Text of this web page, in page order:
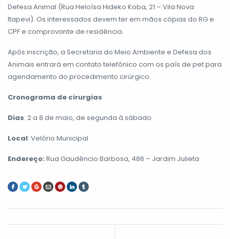
Defesa Animal (Rua Heloísa Hideko Koba, 21 – Vila Nova
Itapevi). Os interessados devem ter em mãos cópias do RG e
CPF e comprovante de residência.
Após inscrição, a Secretaria do Meio Ambiente e Defesa dos
Animais entrará em contato telefônico com os país de pet para
agendamento do procedimento cirúrgico.
Cronograma de cirurgias
Dias: 2 a 8 de maio, de segunda à sábado
Local: Velório Municipal
Endereço: Rua Gaudêncio Barbosa, 486 – Jardim Julieta